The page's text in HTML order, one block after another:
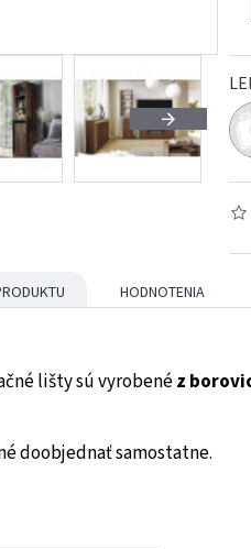
HODNOTENIA
lišty sú vyrobenéz
doobjednať samostatne.